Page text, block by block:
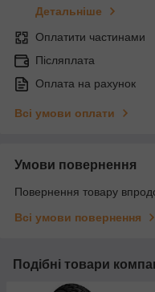
Детальніше
Оплатити частинами
Післяплата
Оплата на рахунок
Всі умови оплати
Умови повернення
Повернення товару
Всі умови повернення
Подібні товари